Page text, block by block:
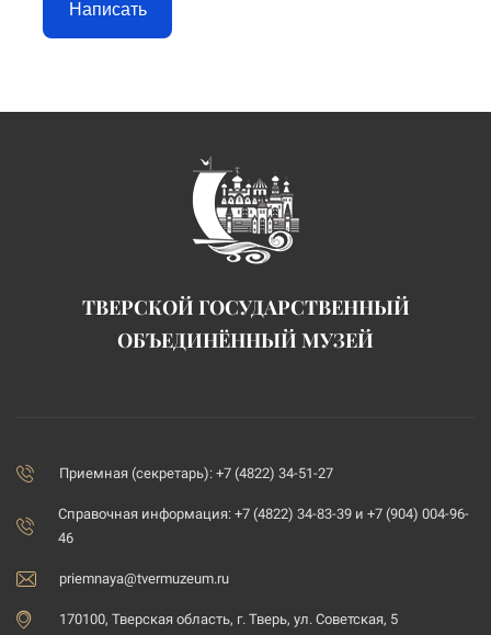
Написать
ТВЕРСКОЙ ГОСУДАРСТВЕННЫЙ
ОБЪЕДИНЁННЫЙ МУЗЕЙ
Приемная (секретарь): +7 (4822) 34-51-27
Справочная информация: +7 (4822) 34-83-39 и +7 (904) 004-96-
46
priemnaya@tvermuzeum.ru
170100, Тверская область, г. Тверь, ул. Советская, 5